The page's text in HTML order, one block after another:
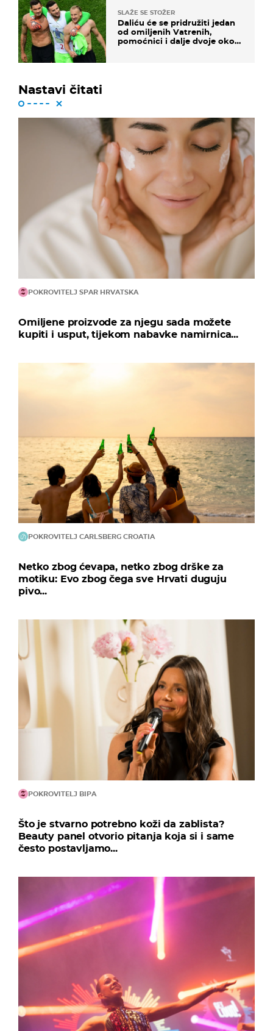
SLAŽE SE STOŽER
Daliću će se pridružiti jedan
od omiljenih Vatrenih,
pomoćnici i dalje dvoje oko
Nastavi čitati
POKROVITELJ SPAR HRVATSKA
Omiljene proizvode za njegu sada možete
kupiti i usput, tijekom nabavke namirnica...
POKROVITELJ CARLSBERG CROATIA
Netko zbog ćevapa, netko zbog drške za
motiku: Evo zbog čega sve Hrvati duguju
pivo...
POKROVITELJ BIPA
Što je stvarno potrebno koži da zablista?
Beauty panel otvorio pitanja koja si i same
često postavljamo...